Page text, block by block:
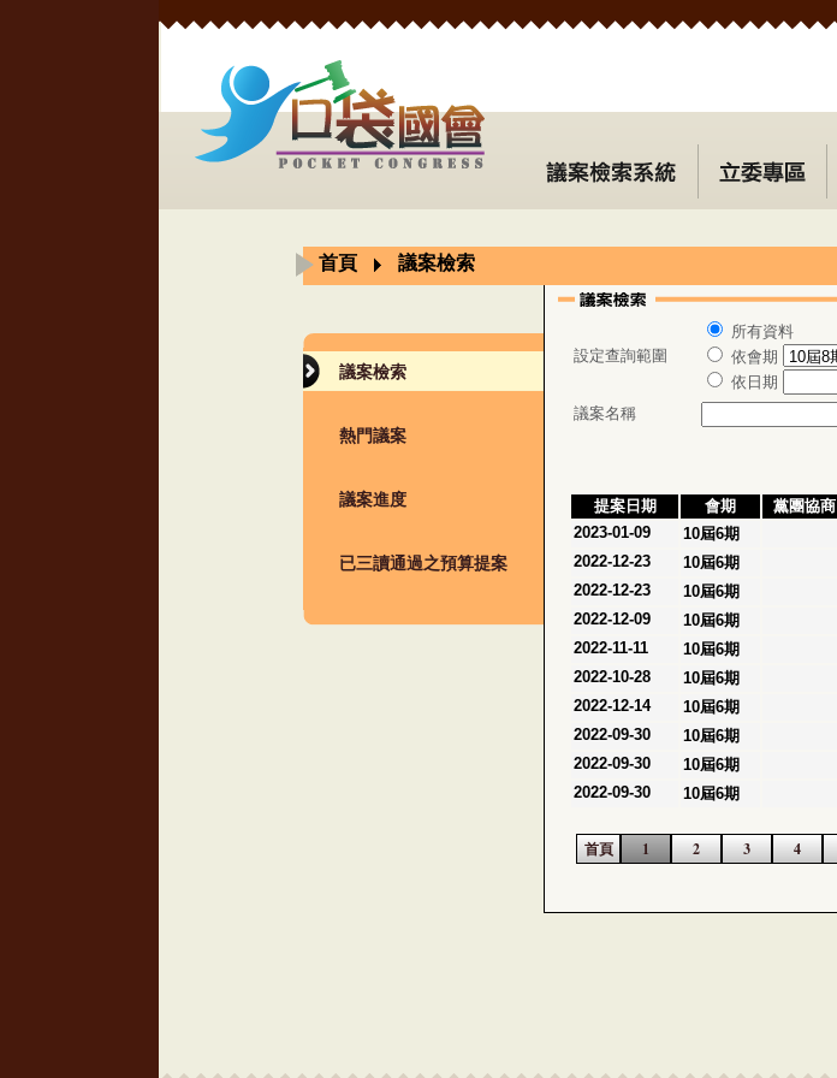
首頁 議案檢索
議案檢索
熱門議案
議案進度
已三讀通過之預算提案
設定查詢範圍
所有資料
依會期
依日期
議案名稱
提案日期 會期 黨團協商
2023-01-09
10屆6期
2022-12-23
10屆6期
2022-12-23
10屆6期
2022-12-09
10屆6期
2022-11-11
10屆6期
2022-10-28
10屆6期
2022-12-14
10屆6期
2022-09-30
10屆6期
2022-09-30
10屆6期
2022-09-30
10屆6期
首頁 1 2 3 4